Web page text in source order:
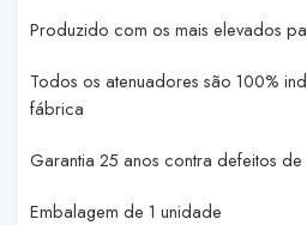
Produzido com os mais elevados
Todos os atenuadores são 100%
fábrica
Garantia 25 anos contra defeitos
Embalagem de 1 unidade